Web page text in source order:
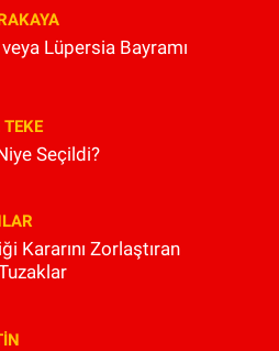
Lüpersia Bayramı
Seçildi?
Kararını Zorlaştıran